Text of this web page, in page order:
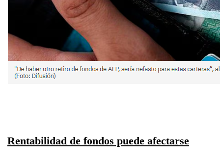
Rentabilidad de fondos puede afectarse